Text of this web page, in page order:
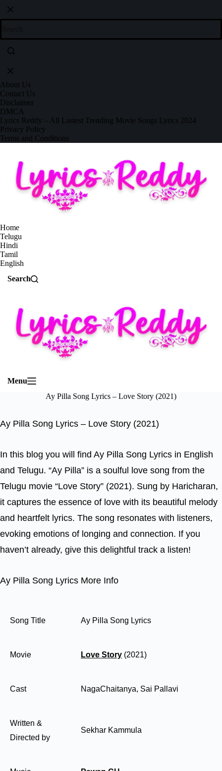
About Us
Contact Us
Disclaimer
DMCA
Lyrics Reddy – All Lastest Trending Movie Songs Lyrics 2024
Privacy Policy
Terms and Conditions
Home
Telugu
Hindi
Tamil
English
Search
Menu
Ay Pilla Song Lyrics – Love Story (2021)
Ay Pilla Song Lyrics – Love Story (2021)
In this blog you will find Ay Pilla Song Lyrics in English
and Telugu. “Ay Pilla” is a soulful love song from the
Telugu movie “Love Story” (2021). Sung by Haricharan,
it captures the essence of love with its beautiful melody
and heartfelt lyrics. The song resonates with listeners,
evoking emotions of longing and connection. If you
haven’t already, give this delightful track a listen!
Ay Pilla Song Lyrics More Info
Song Title Ay Pilla Song Lyrics
Movie Love Story (2021)
Cast NagaChaitanya, Sai Pallavi
Written &
Directed by
Sekhar Kammula